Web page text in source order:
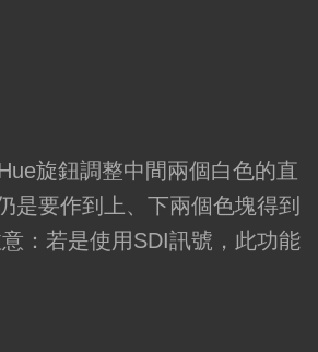
旋鈕調整中間兩個白色的直
是要作到上、下兩個色塊得到
：若是使用SDI訊號，此功能